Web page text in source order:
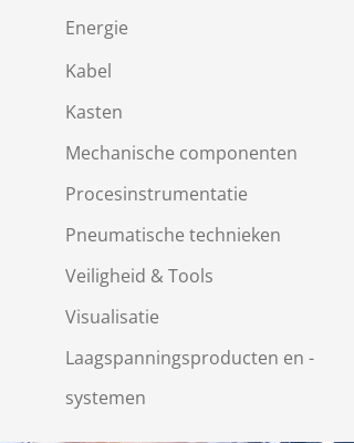
Energie
Kabel
Kasten
Mechanische componenten
Procesinstrumentatie
Pneumatische technieken
Veiligheid & Tools
Visualisatie
Laagspanningsproducten en -
systemen